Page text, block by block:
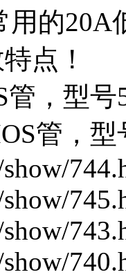
用的20A
点！
管，型
管，